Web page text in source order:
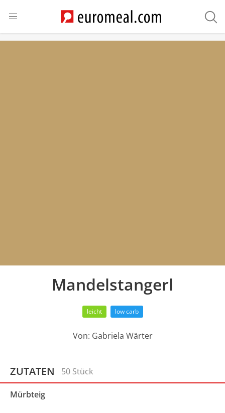
Mandelstangerl
leicht low carb
Von: Gabriela Wärter
ZUTATEN 50 Stück
Mürbteig